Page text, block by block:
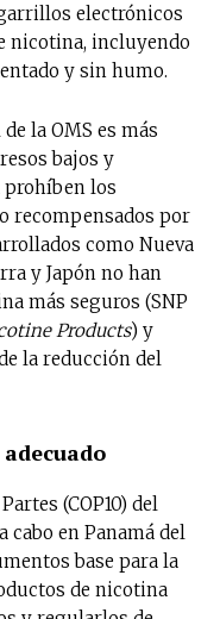
electrónicos
nicotina, incluyendo
y sin humo.
la OMS es más
bajos y
prohíben los
recompensados por
como Nueva
y Japón no han
más seguros (SNP
Products) y
la reducción del
(COP10) del
cabo en Panamá del
base para la
de nicotina